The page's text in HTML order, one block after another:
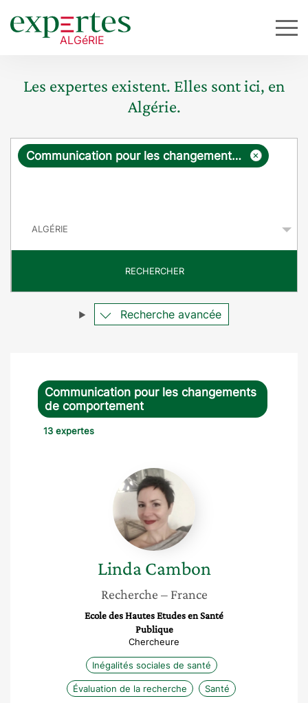
Les expertes existent. Elles sont ici, en
Algérie.
R
ê
e
×
Communication pour les changements de comportement
RECHERCHER
Recherche avancée
Communication pour les changements
de comportement
13 expertes
Linda
Cambon
Linda Cambon
Recherche – France
Ecole des Hautes Etudes en Santé
Publique
Chercheure
Inégalités sociales de santé
Évaluation de la recherche Santé